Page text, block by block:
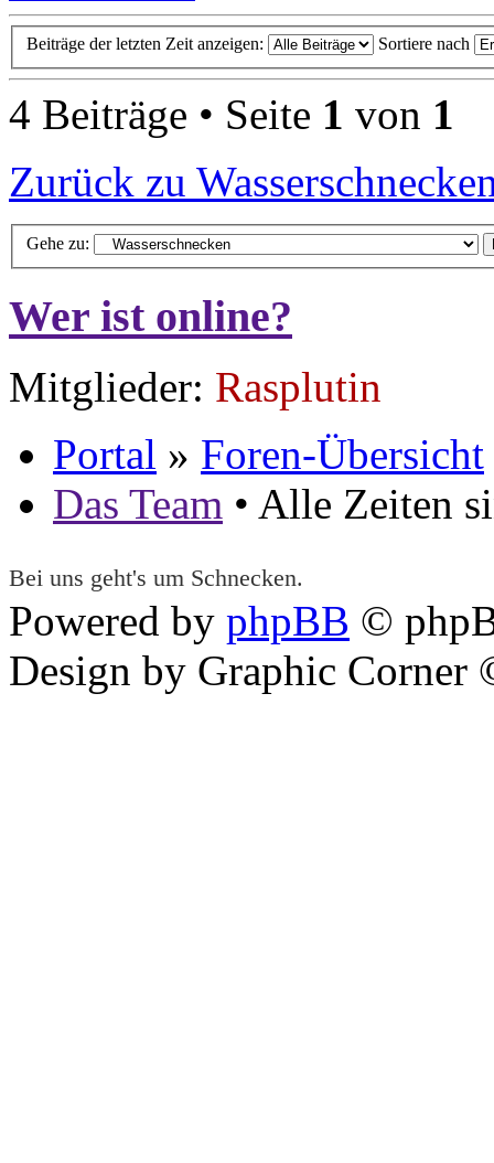
Beiträge der letzten Zeit anzeigen: Sortiere nach
4 Beiträge • Seite 1 von 1
Zurück zu
Gehe zu:
Wer ist online?
Mitglieder: Rasplutin
Portal » Foren-Übersicht
Das Team • Alle Zeiten
Bei uns geht's um Schnecken.
Powered by phpBB ©
Design by Graphic Corner